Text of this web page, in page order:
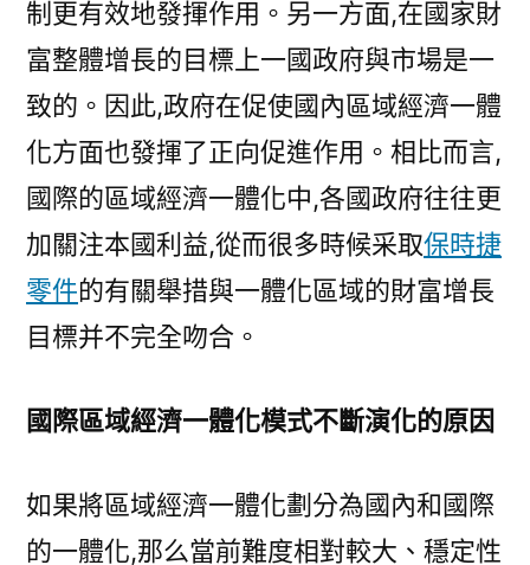
制更有效地發揮作用。另一方面,在國家財
富整體增長的目標上一國政府與市場是一
致的。因此,政府在促使國內區域經濟一體
化方面也發揮了正向促進作用。相比而言,
國際的區域經濟一體化中,各國政府往往更
加關注本國利益,從而很多時候采取保時捷
零件的有關舉措與一體化區域的財富增長
目標并不完全吻合。
國際區域經濟一體化模式不斷演化的原因
如果將區域經濟一體化劃分為國內和國際
的一體化,那么當前難度相對較大、穩定性